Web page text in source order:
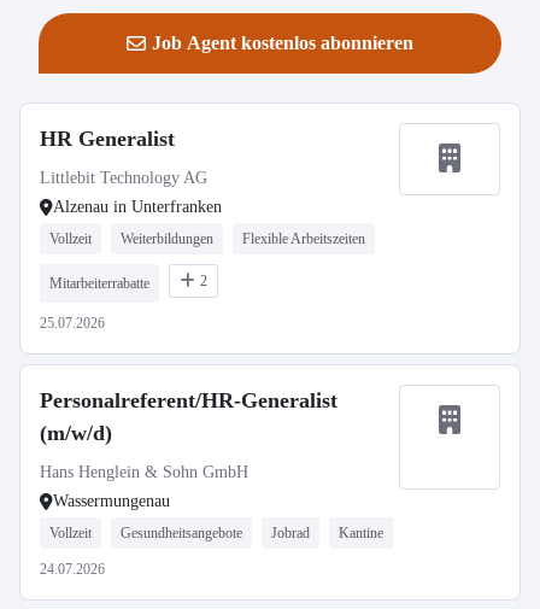
Job Agent kostenlos abonnieren
HR Generalist
Littlebit Technology AG
Alzenau in Unterfranken
Vollzeit Weiterbildungen Flexible Arbeitszeiten
Mitarbeiterrabatte 2
25.07.2026
Personalreferent/HR-Generalist
(m/w/d)
Hans Henglein & Sohn GmbH
Wassermungenau
Vollzeit Gesundheitsangebote Jobrad Kantine
24.07.2026